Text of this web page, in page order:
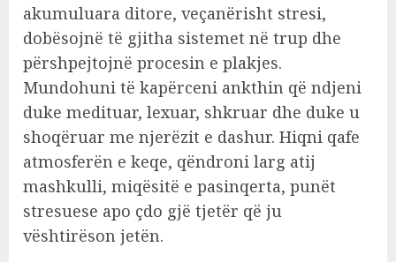
akumuluara ditore, veçanërisht stresi,
dobësojnë të gjitha sistemet në trup dhe
përshpejtojnë procesin e plakjes.
Mundohuni të kapërceni ankthin që ndjeni
duke medituar, lexuar, shkruar dhe duke u
shoqëruar me njerëzit e dashur. Hiqni qafe
atmosferën e keqe, qëndroni larg atij
mashkulli, miqësitë e pasinqerta, punët
stresuese apo çdo gjë tjetër që ju
vështirëson jetën.